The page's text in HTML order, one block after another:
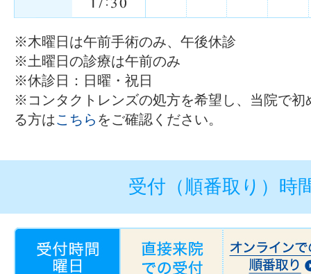
※木曜日は午前手術のみ、午後休診
※土曜日の診療は午前のみ
※休診日：日曜・祝日
※コンタクトレンズの処方を希望し、当院で初
る方はこちら をご確認ください。
受付（順番取り）時